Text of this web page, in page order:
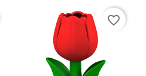
favorite_border